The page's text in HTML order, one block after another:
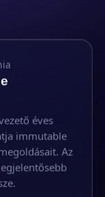
éves
immutable
Az